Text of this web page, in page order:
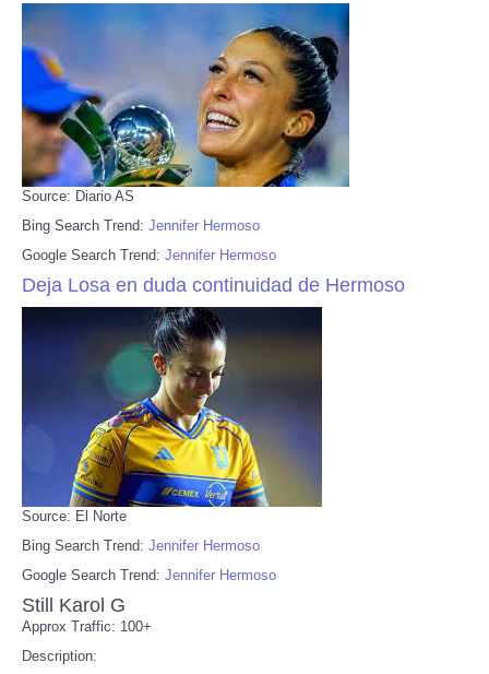
Source: Diario AS
Bing Search Trend: Jennifer Hermoso
Google Search Trend: Jennifer Hermoso
Deja Losa en duda continuidad de Hermoso
Source: El Norte
Bing Search Trend: Jennifer Hermoso
Google Search Trend: Jennifer Hermoso
Still Karol G
Approx Traffic: 100+
Description: